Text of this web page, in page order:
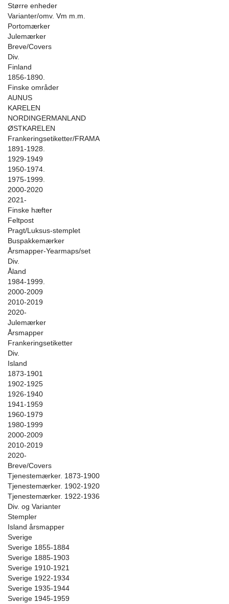
Større enheder
Varianter/omv. Vm m.m.
Portomærker
Julemærker
Breve/Covers
Div.
Finland
1856-1890.
Finske områder
AUNUS
KARELEN
NORDINGERMANLAND
ØSTKARELEN
Frankeringsetiketter/FRAMA
1891-1928.
1929-1949
1950-1974.
1975-1999.
2000-2020
2021-
Finske hæfter
Feltpost
Pragt/Luksus-stemplet
Buspakkemærker
Årsmapper-Yearmaps/set
Div.
Åland
1984-1999.
2000-2009
2010-2019
2020-
Julemærker
Årsmapper
Frankeringsetiketter
Div.
Island
1873-1901
1902-1925
1926-1940
1941-1959
1960-1979
1980-1999
2000-2009
2010-2019
2020-
Breve/Covers
Tjenestemærker. 1873-1900
Tjenestemærker. 1902-1920
Tjenestemærker. 1922-1936
Div. og Varianter
Stempler
Island årsmapper
Sverige
Sverige 1855-1884
Sverige 1885-1903
Sverige 1910-1921
Sverige 1922-1934
Sverige 1935-1944
Sverige 1945-1959